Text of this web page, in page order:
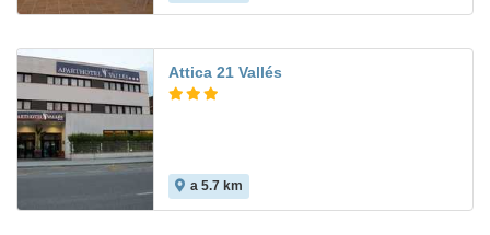
Attica 21 Vallés
a 5.7 km